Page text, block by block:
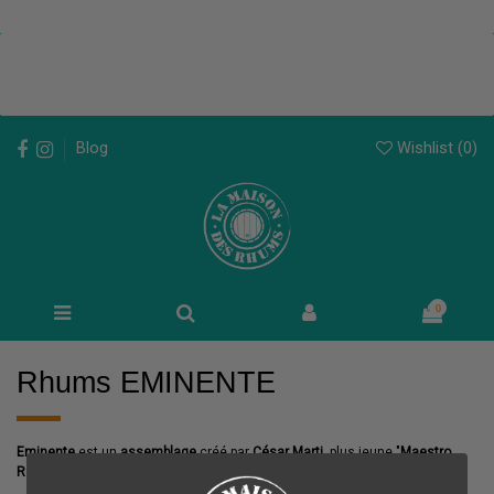
Blog Wishlist (0)
0
Rhums EMINENTE
Eminenteest unassemblagecréé parCésar Marti, plus jeune "Maestro
Ronero
sous l'impulsion d'une équipe de